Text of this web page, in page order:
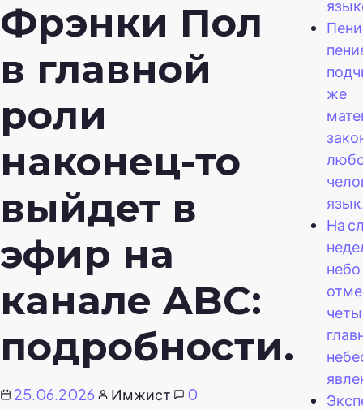
Фрэнки Пол
в главной
роли
наконец-то
выйдет в
эфир на
канале ABC:
подробности.
25.06.2026 Имжист
0
же
На